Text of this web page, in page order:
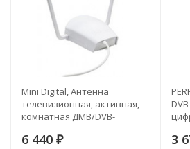
Mini Digital, Антенна
телевизионная, активная,
комнатная ДМВ/DVB-
6 440 ₽ 3